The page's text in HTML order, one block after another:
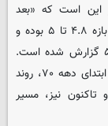
سال‌های پیش از ۱۳۷۱ بیانگر این است که «بعد
خانوارهای شهری ایرانی» از سال ۱۳۶۳ تا ۱۳۶۸ در بازه ۴.۸ تا ۵ بوده و
در سال‌های ۱۳۶۹ و ۱۳۷۰ نیز، میزان آن معادل ۵.۱ گزارش شده است.
بنابراین با لحاظ کردن این داده‌ها، می‌توان گفت از ابتدای دهه ۷۰، روند
تاکنون نیز، مسیر